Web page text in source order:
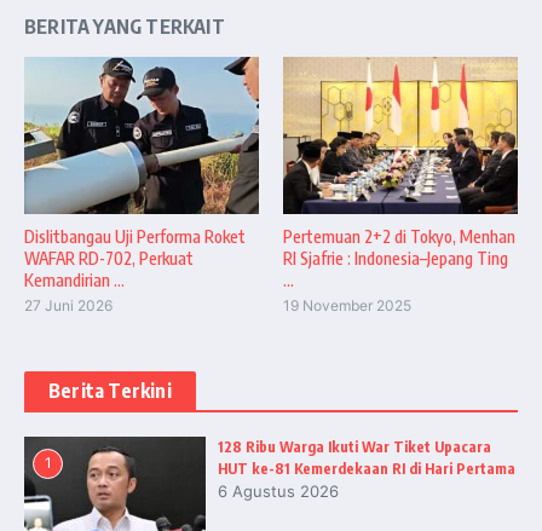
BERITA YANG TERKAIT
Dislitbangau Uji Performa Roket
WAFAR RD-702, Perkuat
Kemandirian ...
27 Juni 2026
Pertemuan 2+2 di Tokyo, Menhan
RI Sjafrie : Indonesia–Jepang Ting
...
19 November 2025
Berita Terkini
1
128 Ribu Warga Ikuti War Tiket Upacara
HUT ke-81 Kemerdekaan RI di Hari Pertama
6 Agustus 2026